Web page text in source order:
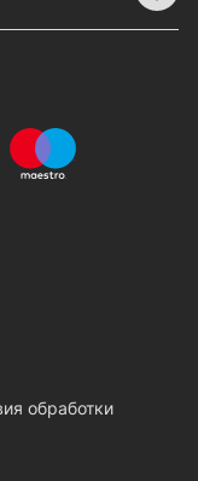
обработки